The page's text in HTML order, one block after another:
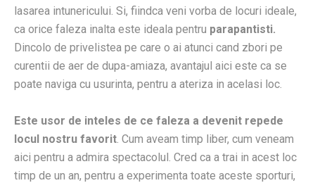
lasarea intunericului. Si, fiindca veni vorba de locuri ideale,
ca orice faleza inalta este ideala pentru parapantisti.
Dincolo de privelistea pe care o ai atunci cand zbori pe
curentii de aer de dupa-amiaza, avantajul aici este ca se
poate naviga cu usurinta, pentru a ateriza in acelasi loc.
Este usor de inteles de ce faleza a devenit repede
locul nostru favorit . Cum aveam timp liber, cum veneam
aici pentru a admira spectacolul. Cred ca a trai in acest loc
timp de un an, pentru a experimenta toate aceste sporturi,